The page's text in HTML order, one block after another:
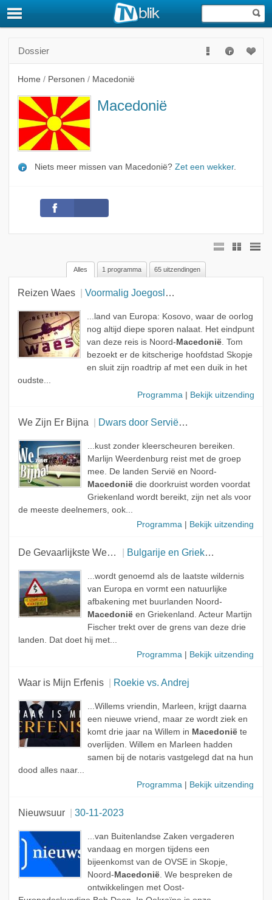
Dossier
Home / Personen / Macedonië
Macedonië
Niets meer missen van Macedonië? Zet een wekker.
Alles 1 programma 65 uitzendingen
Reizen Waes Voormalig Joegoslavië (2)
...land van Europa: Kosovo, waar de oorlog
nog altijd diepe sporen nalaat. Het eindpunt
van deze reis is Noord-Macedonië. Tom
bezoekt er de kitscherige hoofdstad Skopje
en sluit zijn roadtrip af met een duik in het
oudste...
Programma | Bekijk uitzending
We Zijn Er Bijna Dwars door Servië naar Griekenland
...kust zonder kleerscheuren bereiken.
Marlijn Weerdenburg reist met de groep
mee. De landen Servië en Noord-
Macedoniëdie doorkruist worden voordat
Griekenland wordt bereikt, zijn net als voor
de meeste deelnemers, ook...
Programma | Bekijk uitzending
De Gevaarlijkste Wegen Van De Wereld Bulgarije en Griekenland
...wordt genoemd als de laatste wildernis
van Europa en vormt een natuurlijke
afbakening met buurlanden Noord-
Macedoniëen Griekenland. Acteur Martijn
Fischer trekt over de grens van deze drie
landen. Dat doet hij met...
Programma | Bekijk uitzending
Waar is Mijn Erfenis Roekie vs. Andrej
...Willems vriendin, Marleen, krijgt daarna
een nieuwe vriend, maar ze wordt ziek en
komt drie jaar na Willem in Macedoniëte
overlijden. Willem en Marleen hadden
samen bij de notaris vastgelegd dat na hun
dood alles naar...
Programma | Bekijk uitzending
Nieuwsuur 30-11-2023
...van Buitenlandse Zaken vergaderen
vandaag en morgen tijdens een
bijeenkomst van de OVSE in Skopje,
Noord-Macedonië. We bespreken de
ontwikkelingen met Oost-